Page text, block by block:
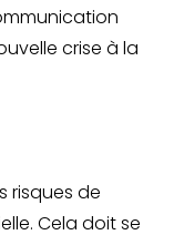
crise à la
risques de
Cela doit se